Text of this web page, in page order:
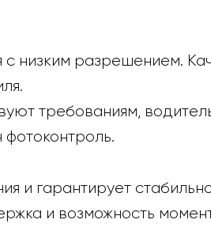
низким разрешением.
требованиям,
фотоконтроль.
и гарантирует
и возможность